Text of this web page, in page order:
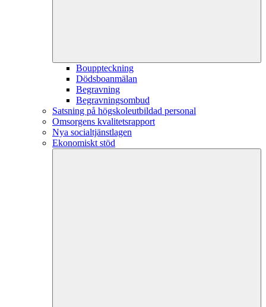
Bouppteckning
Dödsboanmälan
Begravning
Begravningsombud
Satsning på högskoleutbildad personal
Omsorgens kvalitetsrapport
Nya socialtjänstlagen
Ekonomiskt stöd